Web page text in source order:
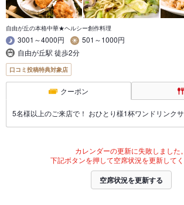
自由が丘の本格中華★ヘルシー創作料理
3001～4000円
501～1000円
自由が丘駅 徒歩2分
口コミ投稿特典対象店
クーポン
5名様以上のご来店で！ おひとり様1杯ワンドリンク
カレンダーの更新に失敗しました。
下記ボタンを押して空席状況を更新してく
空席状況を更新する